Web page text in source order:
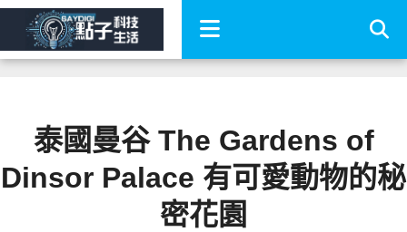
泰國曼谷 The Gardens of
Dinsor Palace 有可愛動物的秘
密花園